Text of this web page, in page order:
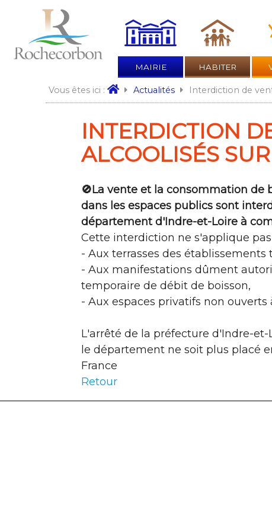
MAIRIE HABITER
Vous êtes ici : Actualités Interdiction de
INTERDICTION
ALCOOLISÉS
🚫La vente et la consommation de
dans les espaces publics sont
département d'Indre-et-Loire à
Cette interdiction ne s'applique pas
- Aux terrasses des
- Aux manifestations dûment
temporaire de débit de boisson,
- Aux espaces privatifs non
L'arrêté de la préfecture d'Indre-
le département ne soit plus placé
France
Retour